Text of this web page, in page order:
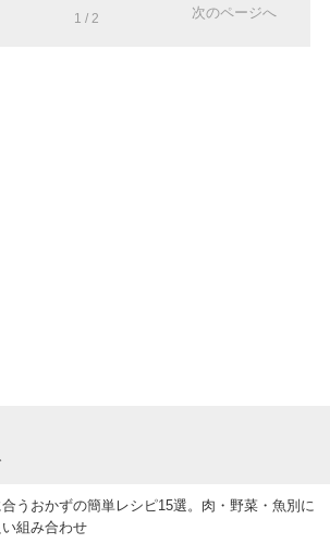
1 / 2 次のページへ
うおかずの簡単レシピ15選。肉・野菜・魚別に
組み合わせ